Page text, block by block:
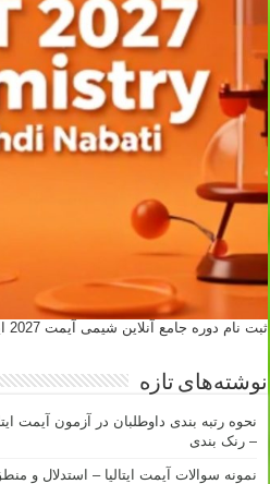
ثبت نام دوره جامع آنلاین شیمی آیمت 2027 ایتالیا - استاد مهدی نباتی
نوشته‌های تازه
– رنک بندی